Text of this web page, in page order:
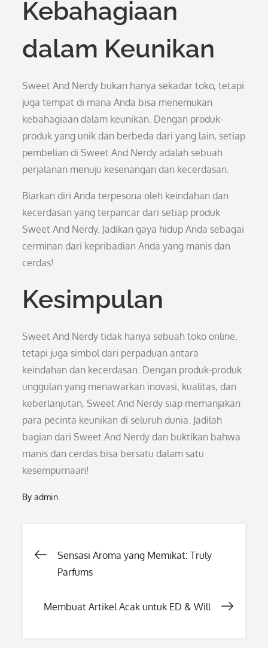
Kebahagiaan
dalam Keunikan
Sweet And Nerdy bukan hanya sekadar toko, tetapi
juga tempat di mana Anda bisa menemukan
kebahagiaan dalam keunikan. Dengan produk-
produk yang unik dan berbeda dari yang lain, setiap
pembelian di Sweet And Nerdy adalah sebuah
perjalanan menuju kesenangan dan kecerdasan.
Biarkan diri Anda terpesona oleh keindahan dan
kecerdasan yang terpancar dari setiap produk
Sweet And Nerdy. Jadikan gaya hidup Anda sebagai
cerminan dari kepribadian Anda yang manis dan
cerdas!
Kesimpulan
Sweet And Nerdy tidak hanya sebuah toko online,
tetapi juga simbol dari perpaduan antara
keindahan dan kecerdasan. Dengan produk-produk
unggulan yang menawarkan inovasi, kualitas, dan
keberlanjutan, Sweet And Nerdy siap memanjakan
para pecinta keunikan di seluruh dunia. Jadilah
bagian dari Sweet And Nerdy dan buktikan bahwa
manis dan cerdas bisa bersatu dalam satu
kesempurnaan!
Byadmin
Post
Sensasi Aroma yang Memikat: Truly
Parfums
Membuat Artikel Acak untuk ED & Will